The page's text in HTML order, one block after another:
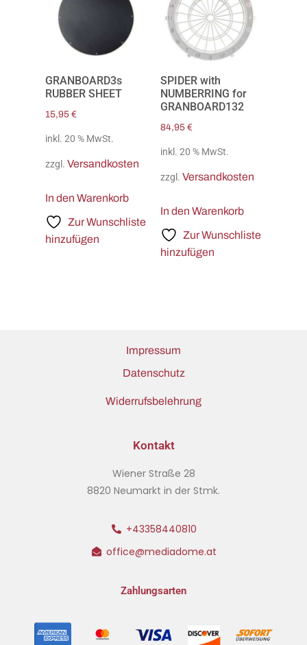
GRANBOARD3s
RUBBER SHEET
15,95 €
inkl. 20 % MwSt.
zzgl. Versandkosten
In den Warenkorb
Zur Wunschliste
hinzufügen
SPIDER with
NUMBERRING for
GRANBOARD132
84,95 €
inkl. 20 % MwSt.
zzgl. Versandkosten
In den Warenkorb
Zur Wunschliste
hinzufügen
Impressum
Datenschutz
Widerrufsbelehrung
Kontakt
Wiener Straße 28
8820 Neumarkt in der Stmk.
+43358440810
office@mediadome.at
Zahlungsarten